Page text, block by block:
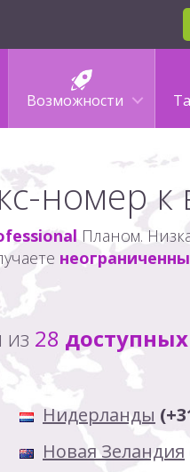
Возможности
номер к
Планом.
28 доступных
Нидерланды
Новая Зеландия